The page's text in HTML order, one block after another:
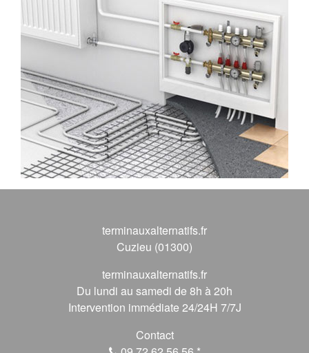
terminauxalternatifs.fr
Cuzieu (01300)
terminauxalternatifs.fr
Du lundi au samedi de 8h à 20h
Intervention immédiate 24/24H 7/7J
Contact